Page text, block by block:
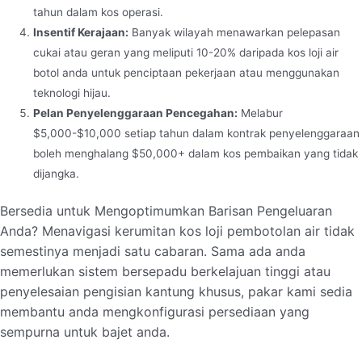
tahun dalam kos operasi.
Insentif Kerajaan: Banyak wilayah menawarkan pelepasan
cukai atau geran yang meliputi 10-20% daripada kos loji air
botol anda untuk penciptaan pekerjaan atau menggunakan
teknologi hijau.
Pelan Penyelenggaraan Pencegahan: Melabur
$5,000-$10,000 setiap tahun dalam kontrak penyelenggaraan
boleh menghalang $50,000+ dalam kos pembaikan yang tidak
dijangka.
Bersedia untuk Mengoptimumkan Barisan Pengeluaran
Anda? Menavigasi kerumitan kos loji pembotolan air tidak
semestinya menjadi satu cabaran. Sama ada anda
memerlukan sistem bersepadu berkelajuan tinggi atau
penyelesaian pengisian kantung khusus, pakar kami sedia
membantu anda mengkonfigurasi persediaan yang
sempurna untuk bajet anda.